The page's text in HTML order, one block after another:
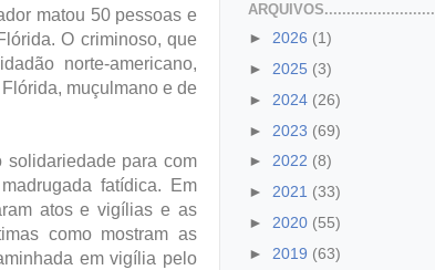
matou 50 pessoas e
O criminoso, que
norte-americano,
muçulmano e de
solidariedade para com
fatídica. Em
atos e vigílias e as
como mostram as
em vigília pelo
ARQUIVOS.........................
► 2026 (1)
► 2025 (3)
► 2024 (26)
► 2023 (69)
► 2022 (8)
► 2021 (33)
► 2020 (55)
► 2019 (63)